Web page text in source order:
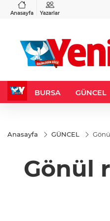
Anasayfa Yazarlar
%0,37
BURSA GÜNCEL
Anasayfa GÜNCEL
Gönül